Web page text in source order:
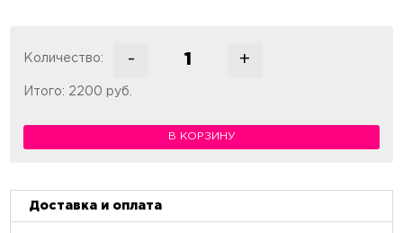
Количество:
- +
В КОРЗИНУ
Итого: 2200 руб.
Доставка и оплата